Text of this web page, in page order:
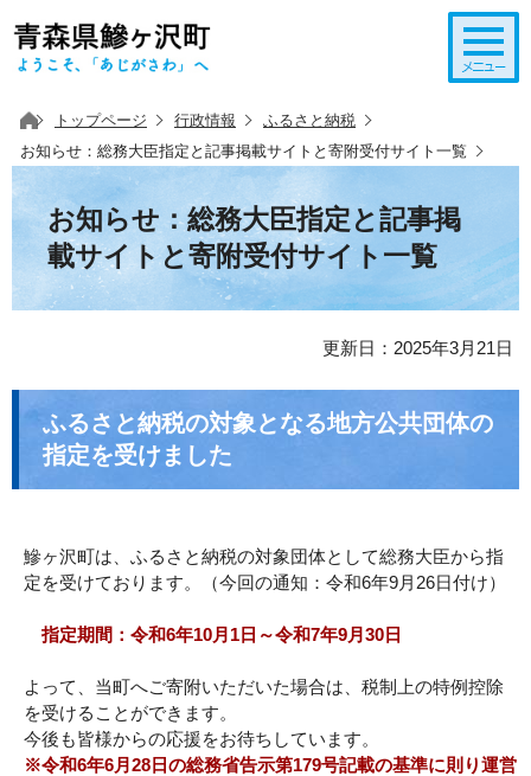
トップページ 行政情報
ふるさと納税
お知らせ：総務大臣指定と記事掲載サイトと寄附受付サイト一覧
お知らせ：総務大臣指定と記事掲
載サイトと寄附受付サイト一覧
更新日：2025年3月21日
ふるさと納税の対象となる地方公共団体の
指定を受けました
鰺ヶ沢町は、ふるさと納税の対象団体として総務大臣から指
定を受けております。（今回の通知：令和6年9月26日付け）
指定期間：令和6年10月1日～令和7年9月30日
よって、当町へご寄附いただいた場合は、税制上の特例控除
を受けることができます。
今後も皆様からの応援をお待ちしています。
※令和6年6月28日の総務省告示第179号記載の基準に則り運営